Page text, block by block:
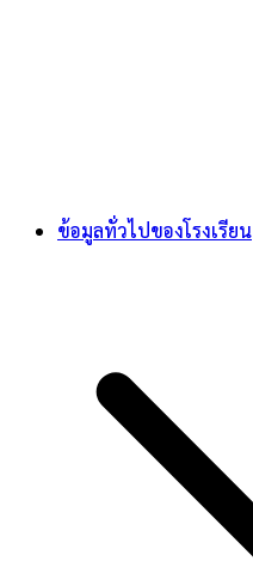
ข้อมูลทั่วไปของโรงเรียน